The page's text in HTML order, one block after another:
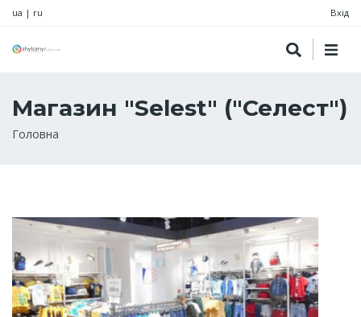
ua | ru Вхід
Магазин "Selest" ("Селест")
Рядок
Головна